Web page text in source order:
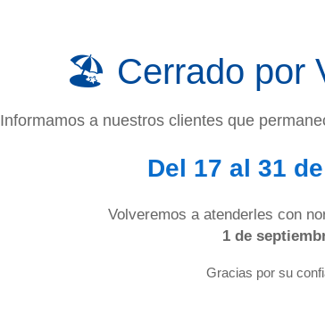
🏖️ Cerrado por
Informamos a nuestros clientes que
Del 17 al 31
Volveremos a atenderles con
1 de
Gracias por su